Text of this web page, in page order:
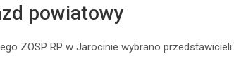
powiatowy
ZOSP RP w Jarocinie wybrano przedstawicieli: